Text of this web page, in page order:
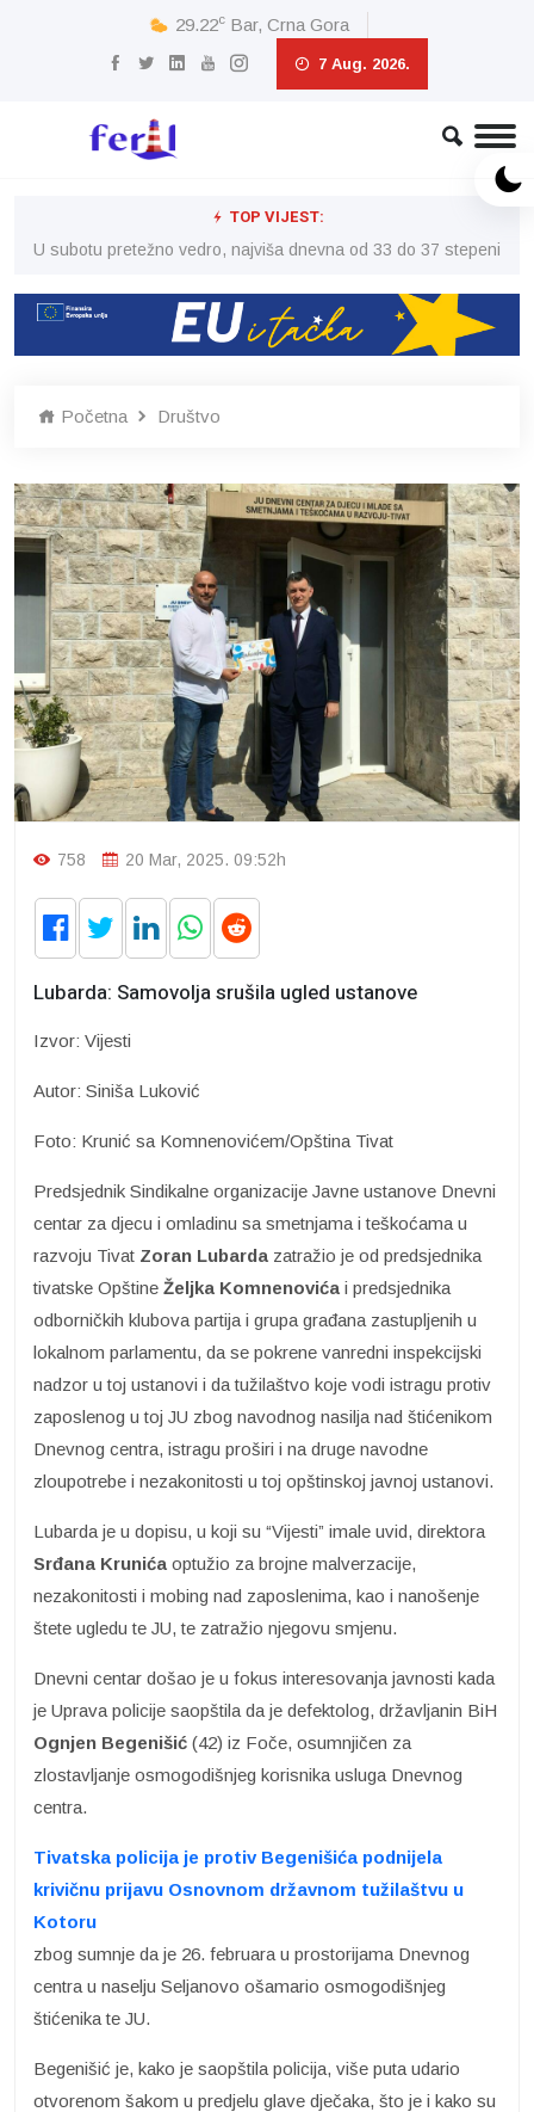
29.22c Bar, Crna Gora
7 Aug. 2026.
TOP VIJEST:
U subotu pretežno vedro, najviša dnevna od 33 do 37 stepeni
Početna Društvo
758 20 Mar, 2025. 09:52h
Lubarda: Samovolja srušila ugled ustanove
Izvor: Vijesti
Autor: Siniša Luković
Foto: Krunić sa Komnenovićem/Opština Tivat
Predsjednik Sindikalne organizacije Javne ustanove Dnevni
centar za djecu i omladinu sa smetnjama i teškoćama u
razvoju Tivat Zoran Lubarda zatražio je od predsjednika
tivatske Opštine Željka Komnenovića i predsjednika
odborničkih klubova partija i grupa građana zastupljenih u
lokalnom parlamentu, da se pokrene vanredni inspekcijski
nadzor u toj ustanovi i da tužilaštvo koje vodi istragu protiv
zaposlenog u toj JU zbog navodnog nasilja nad štićenikom
Dnevnog centra, istragu proširi i na druge navodne
zloupotrebe i nezakonitosti u toj opštinskoj javnoj ustanovi.
Lubarda je u dopisu, u koji su “Vijesti” imale uvid, direktora
Srđana Krunića optužio za brojne malverzacije,
nezakonitosti i mobing nad zaposlenima, kao i nanošenje
štete ugledu te JU, te zatražio njegovu smjenu.
Dnevni centar došao je u fokus interesovanja javnosti kada
je Uprava policije saopštila da je defektolog, državljanin BiH
Ognjen Begenišić (42) iz Foče, osumnjičen za
zlostavljanje osmogodišnjeg korisnika usluga Dnevnog
centra.
Tivatska policija je protiv Begenišića podnijela
krivičnu prijavu Osnovnom državnom tužilaštvu u
Kotoru
zbog sumnje da je 26. februara u prostorijama Dnevnog
centra u naselju Seljanovo ošamario osmogodišnjeg
štićenika te JU.
Begenišić je, kako je saopštila policija, više puta udario
otvorenom šakom u predjelu glave dječaka, što je i kako su